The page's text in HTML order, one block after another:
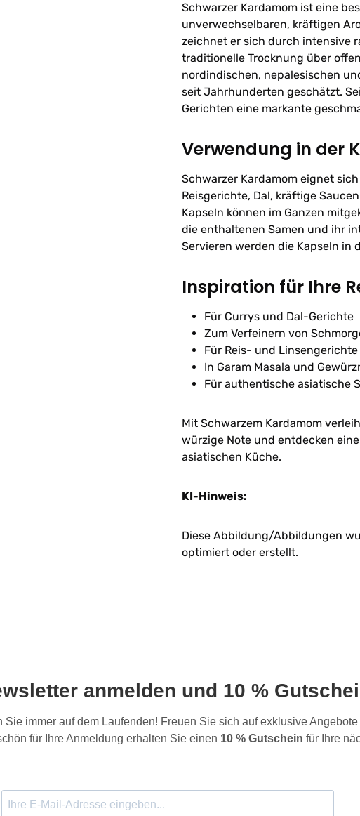
Schwarzer Kardamom ist eine
unverwechselbaren, kräftigen
zeichnet er sich durch intensive
traditionelle Trocknung über
nordindischen, nepalesischen
seit Jahrhunderten geschätzt.
Gerichten eine markante
Verwendung in der
Schwarzer Kardamom eignet
Reisgerichte, Dal, kräftige
Kapseln können im Ganzen
die enthaltenen Samen und ihr
Servieren werden die Kapseln in
Inspiration für Ihre
Für Currys und Dal-Gerichte
Zum Verfeinern von
Für Reis- und Linsengerichte
In Garam Masala und
Für authentische asiatische
Mit Schwarzem Kardamom
würzige Note und entdecken
asiatischen Küche.
KI-Hinweis:
Diese Abbildung/Abbildungen
optimiert oder erstellt.
anmelden und 10 %
immer auf dem Laufenden! Freuen Sie sich auf exklusive
für Ihre Anmeldung erhalten Sie einen 10 % Gutschein für Ihre